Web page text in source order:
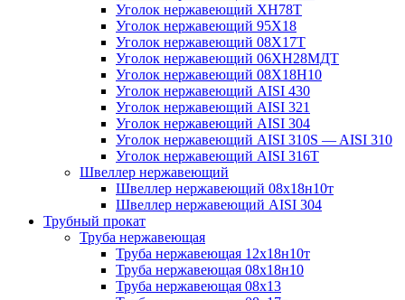
Уголок нержавеющий ХН78Т
Уголок нержавеющий 95Х18
Уголок нержавеющий 08Х17Т
Уголок нержавеющий 06ХН28МДТ
Уголок нержавеющий 08Х18Н10
Уголок нержавеющий AISI 430
Уголок нержавеющий AISI 321
Уголок нержавеющий AISI 304
Уголок нержавеющий AISI 310S — AISI 310
Уголок нержавеющий AISI 316T
Швеллер нержавеющий
Швеллер нержавеющий 08х18н10т
Швеллер нержавеющий AISI 304
Трубный прокат
Труба нержавеющая
Труба нержавеющая 12х18н10т
Труба нержавеющая 08х18н10
Труба нержавеющая 08х13